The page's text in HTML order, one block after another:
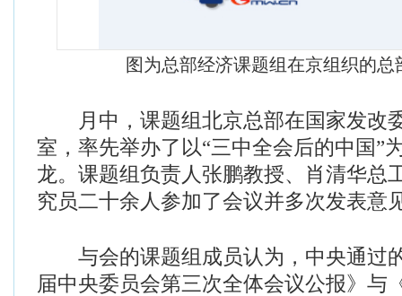
图为总部经济课题组在京组织的总
月中，课题组北京总部在国家发改
室，率先举办了以“三中全会后的中国”
龙。课题组负责人张鹏教授、肖清华总
究员二十余人参加了会议并多次发表意
与会的课题组成员认为，中央通过
届中央委员会第三次全体会议公报》与